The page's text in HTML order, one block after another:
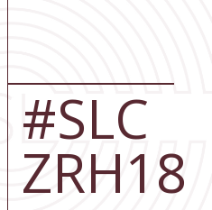
#SLC
ZRH18